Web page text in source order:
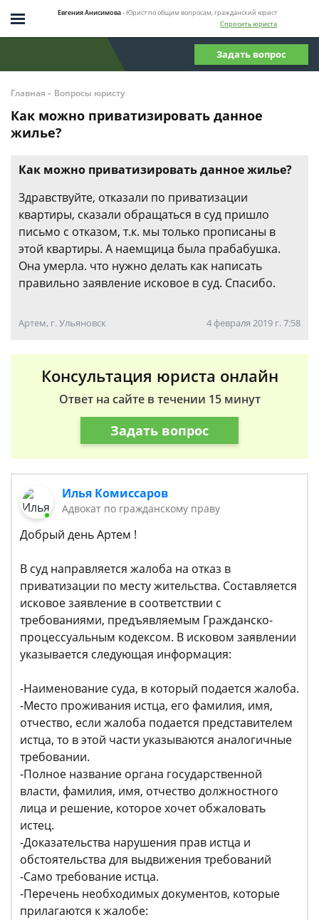
Евгения Анисимова- Юрист по общим вопросам, гражданский юрист
Спросить юриста
Задать вопрос
Главная - Вопросы юристу
Как можно приватизировать данное
жилье?
Как можно приватизировать данное жилье?
Здравствуйте, отказали по приватизации
квартиры, сказали обращаться в суд пришло
письмо с отказом, т.к. мы только прописаны в
этой квартиры. А наемщица была прабабушка.
Она умерла. что нужно делать как написать
правильно заявление исковое в суд. Спасибо.
Артем, г. Ульяновск 4 февраля 2019 г. 7:58
Консультация юриста онлайн
Ответ на сайте в течении 15 минут
Задать вопрос
Илья Комиссаров
Адвокат по гражданскому праву
Добрый день Артем !
В суд направляется жалоба на отказ в
приватизации по месту жительства. Составляется
исковое заявление в соответствии с
требованиями, предъявляемым Гражданско-
процессуальным кодексом. В исковом заявлении
указывается следующая информация:
-Наименование суда, в который подается жалоба.
-Место проживания истца, его фамилия, имя,
отчество, если жалоба подается представителем
истца, то в этой части указываются аналогичные
требовании.
-Полное название органа государственной
власти, фамилия, имя, отчество должностного
лица и решение, которое хочет обжаловать
истец.
-Доказательства нарушения прав истца и
обстоятельства для выдвижения требований
-Само требование истца.
-Перечень необходимых документов, которые
прилагаются к жалобе: